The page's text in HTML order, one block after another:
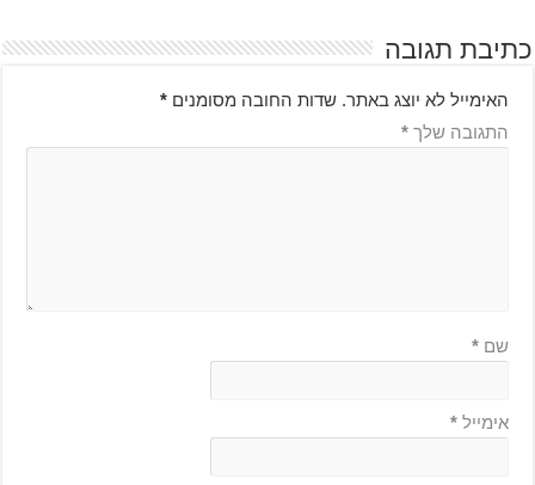
כתיבת תגובה
האימייל לא יוצג באתר. שדות החובה מסומנים *
התגובה שלך *
שם *
אימייל *